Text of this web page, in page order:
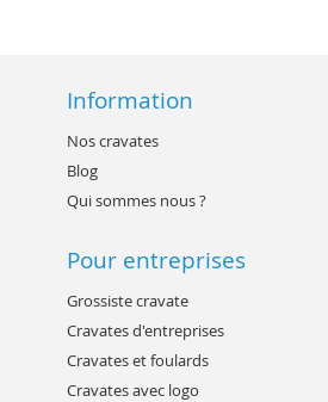
Information
Nos cravates
Blog
Qui sommes nous ?
Pour entreprises
Grossiste cravate
Cravates d'entreprises
Cravates et foulards
Cravates avec logo